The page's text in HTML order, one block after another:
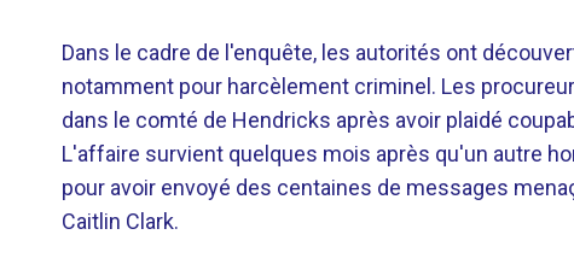
Dans le cadre de l'enquête, les autorités ont
notamment pour harcèlement criminel. Les
dans le comté de Hendricks après avoir plaidé
L'affaire survient quelques mois après qu'un autre
pour avoir envoyé des centaines de messages
Caitlin Clark.